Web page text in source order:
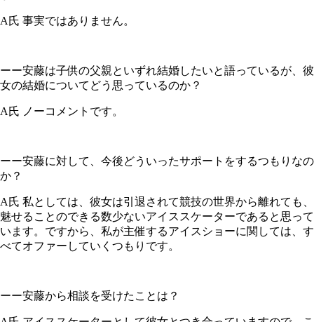
A氏 事実ではありません。
ーー安藤は子供の父親といずれ結婚したいと語っているが、彼
女の結婚についてどう思っているのか？
A氏 ノーコメントです。
ーー安藤に対して、今後どういったサポートをするつもりなの
か？
A氏 私としては、彼女は引退されて競技の世界から離れても、
魅せることのできる数少ないアイススケーターであると思って
います。ですから、私が主催するアイスショーに関しては、す
べてオファーしていくつもりです。
ーー安藤から相談を受けたことは？